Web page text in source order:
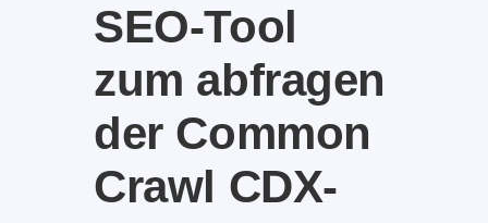
SEO-Tool
zum abfragen
der Common
Crawl CDX-